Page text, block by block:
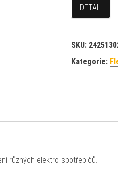
DETAIL
SKU:
Kategorie:
různých elektro spotřebičů.